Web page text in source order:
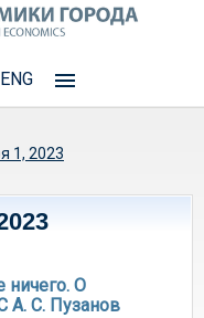
ENG
1, 2023
ничего. О
А. С. Пузанов